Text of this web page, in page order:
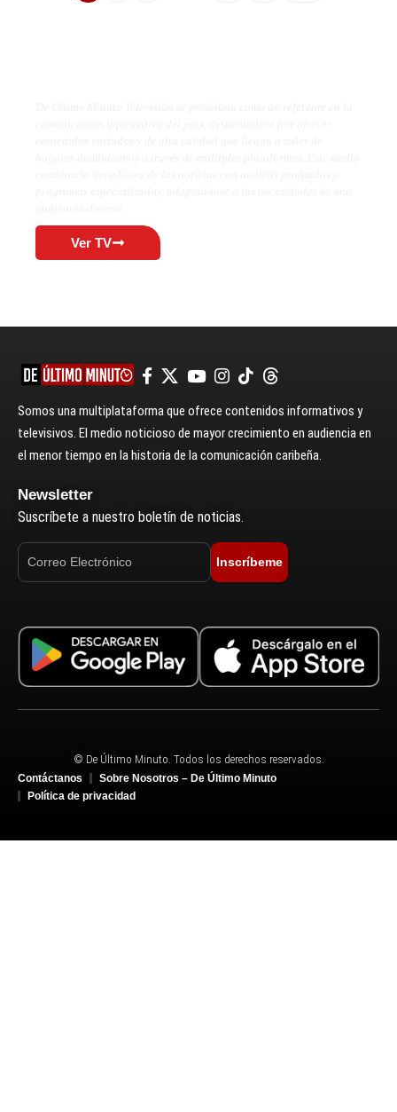
Ver TV
Somos una multiplataforma que ofrece contenidos informativos y
televisivos. El medio noticioso de mayor crecimiento en audiencia en
el menor tiempo en la historia de la comunicación caribeña.
Newsletter
Suscríbete a nuestro boletín de noticias.
Inscríbeme
© De Último Minuto. Todos los derechos reservados.
Contáctanos
Sobre Nosotros – De Último Minuto
Política de privacidad